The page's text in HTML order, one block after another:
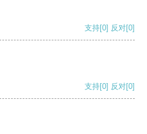
支持[0] 反对[0]
支持[0] 反对[0]